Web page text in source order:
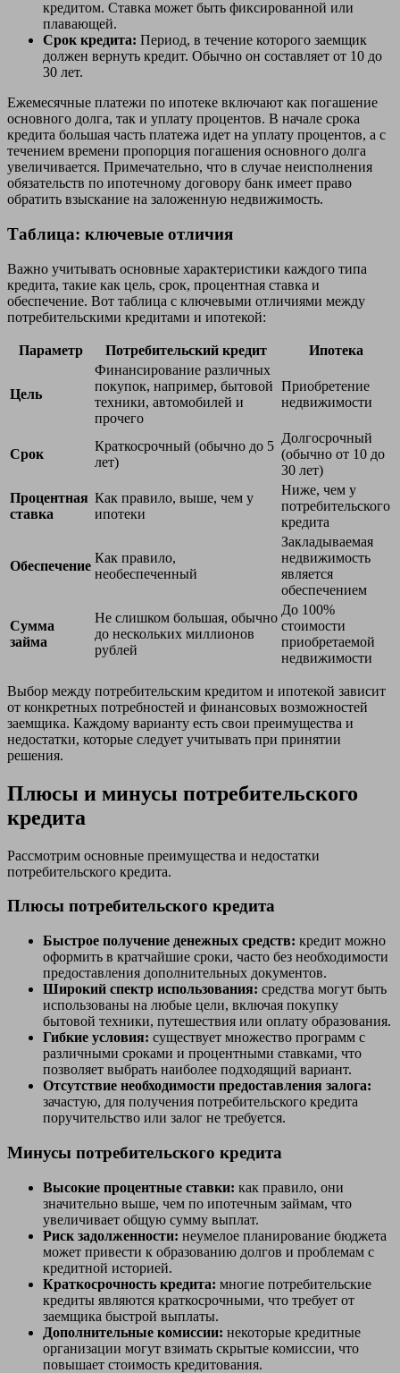
кредитом. Ставка может быть фиксированной или
плавающей.
Срок кредита: Период, в течение которого заемщик
должен вернуть кредит. Обычно он составляет от 10 до
30 лет.
Ежемесячные платежи по ипотеке включают как погашение
основного долга, так и уплату процентов. В начале срока
кредита большая часть платежа идет на уплату процентов, а с
течением времени пропорция погашения основного долга
увеличивается. Примечательно, что в случае неисполнения
обязательств по ипотечному договору банк имеет право
обратить взыскание на заложенную недвижимость.
Таблица: ключевые отличия
Важно учитывать основные характеристики каждого типа
кредита, такие как цель, срок, процентная ставка и
обеспечение. Вот таблица с ключевыми отличиями между
потребительскими кредитами и ипотекой:
Параметр Потребительский кредит Ипотека
Цель
Финансирование различных
покупок, например, бытовой
техники, автомобилей и
прочего
Приобретение
недвижимости
Срок
Краткосрочный (обычно до 5
лет)
Долгосрочный
(обычно от 10 до
30 лет)
Процентная
ставка
Как правило, выше, чем у
ипотеки
Ниже, чем у
потребительского
кредита
Обеспечение
Как правило,
необеспеченный
Закладываемая
недвижимость
является
обеспечением
Сумма
займа
Не слишком большая, обычно
до нескольких миллионов
рублей
До 100%
стоимости
приобретаемой
недвижимости
Выбор между потребительским кредитом и ипотекой зависит
от конкретных потребностей и финансовых возможностей
заемщика. Каждому варианту есть свои преимущества и
недостатки, которые следует учитывать при принятии
решения.
Плюсы и минусы потребительского
кредита
Рассмотрим основные преимущества и недостатки
потребительского кредита.
Плюсы потребительского кредита
Быстрое получение денежных средств: кредит можно
оформить в кратчайшие сроки, часто без необходимости
предоставления дополнительных документов.
Широкий спектр использования: средства могут быть
использованы на любые цели, включая покупку
бытовой техники, путешествия или оплату образования.
Гибкие условия: существует множество программ с
различными сроками и процентными ставками, что
позволяет выбрать наиболее подходящий вариант.
Отсутствие необходимости предоставления залога:
зачастую, для получения потребительского кредита
поручительство или залог не требуется.
Минусы потребительского кредита
Высокие процентные ставки: как правило, они
значительно выше, чем по ипотечным займам, что
увеличивает общую сумму выплат.
Риск задолженности: неумелое планирование бюджета
может привести к образованию долгов и проблемам с
кредитной историей.
Краткосрочность кредита: многие потребительские
кредиты являются краткосрочными, что требует от
заемщика быстрой выплаты.
Дополнительные комиссии: некоторые кредитные
организации могут взимать скрытые комиссии, что
повышает стоимость кредитования.